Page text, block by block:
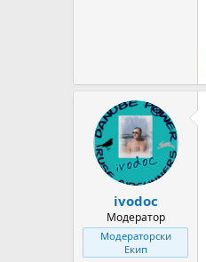
ivodoc
Модератор
Модераторски
Екип